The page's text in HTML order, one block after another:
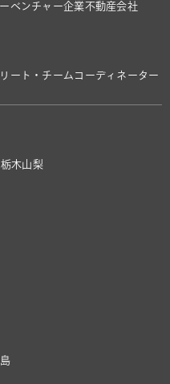
ベンチャー企業不動産会社
ート・チーム コーディネーター
栃木山梨